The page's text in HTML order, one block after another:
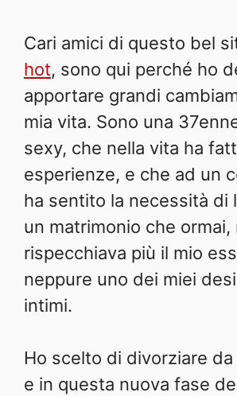
Cari amici di questo bel
hot, sono qui perché ho
apportare grandi
mia vita. Sono una
sexy, che nella vita ha
esperienze, e che ad un
ha sentito la necessità di
un matrimonio che ormai,
rispecchiava più il mio
neppure uno dei miei
intimi.
Ho scelto di divorziare
e in questa nuova fase